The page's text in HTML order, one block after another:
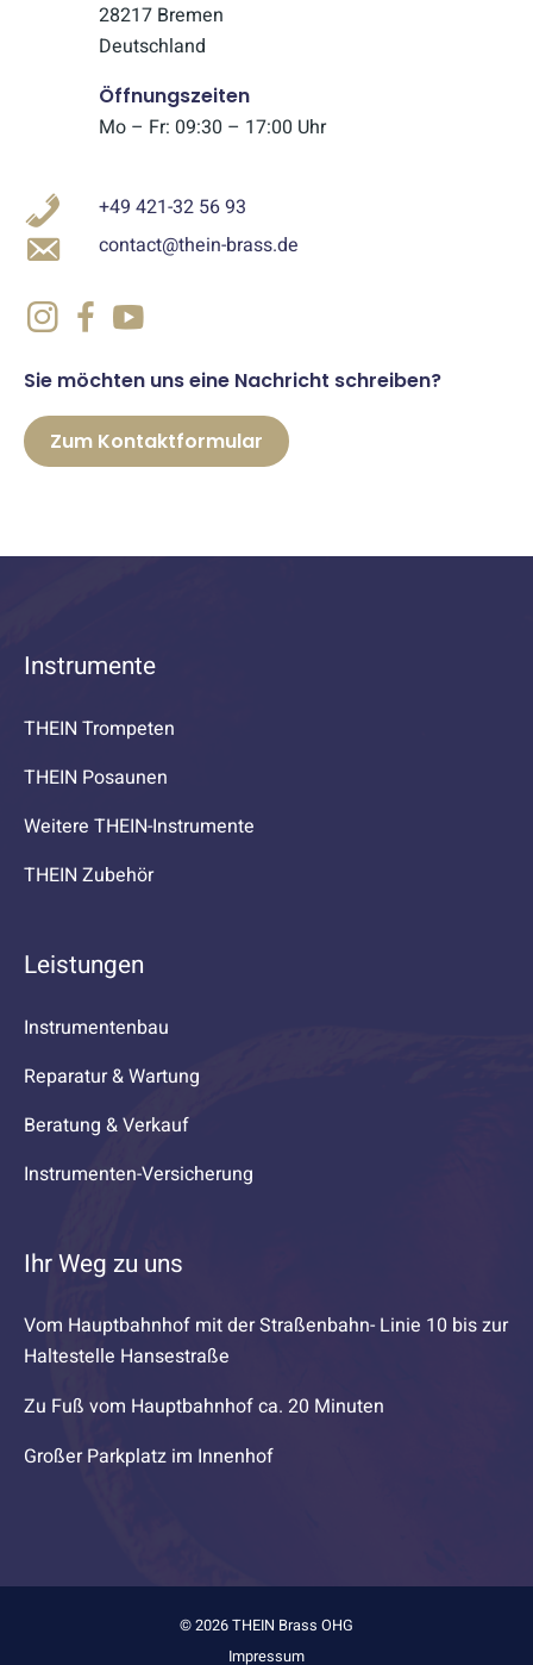
28217 Bremen
Deutschland
Öffnungszeiten
Mo – Fr: 09:30 – 17:00 Uhr
+49 421-32 56 93
contact@thein-brass.de
Sie möchten uns eine Nachricht schreiben?
Zum Kontaktformular
Instrumente
THEIN Trompeten
THEIN Posaunen
Weitere THEIN-Instrumente
THEIN Zubehör
Leistungen
Instrumentenbau
Reparatur & Wartung
Beratung & Verkauf
Instrumenten-Versicherung
Ihr Weg zu uns
Vom Hauptbahnhof mit der Straßenbahn- Linie 10 bis zur
Haltestelle Hansestraße
Zu Fuß vom Hauptbahnhof ca. 20 Minuten
Großer Parkplatz im Innenhof
© 2026 THEIN Brass OHG
Impressum